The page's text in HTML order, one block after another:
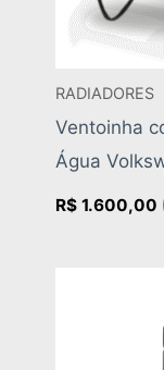
RADIADORES
Ventoinha
Água
R$ 1.600,00